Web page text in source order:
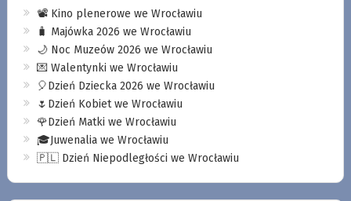
📽️ Kino plenerowe we Wrocławiu
🧳 Majówka 2026 we Wrocławiu
🌙 Noc Muzeów 2026 we Wrocławiu
💌 Walentynki we Wrocławiu
🎈Dzień Dziecka 2026 we Wrocławiu
🌷Dzień Kobiet we Wrocławiu
🌹Dzień Matki we Wrocławiu
🎓Juwenalia we Wrocławiu
🇵🇱 Dzień Niepodległości we Wrocławiu